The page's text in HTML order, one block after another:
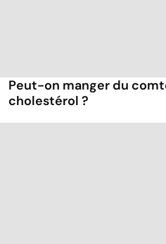
Peut-on manger du
cholestérol ?